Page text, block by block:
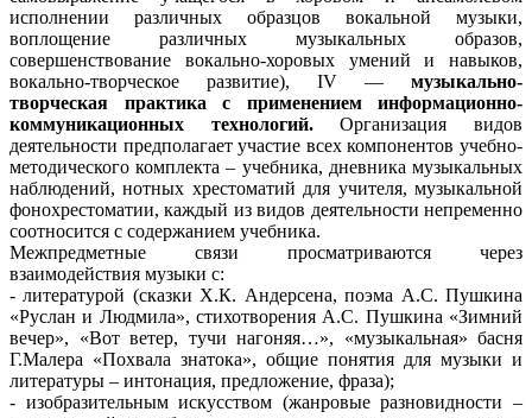
исполнении различных образцов вокальной музыки,
воплощение различных музыкальных образов,
совершенствование вокально-хоровых умений и навыков,
вокально-творческое развитие), IV — музыкально-
творческая практика с применением информационно-
коммуникационных технологий.Организация видов
деятельности предполагает участие всех компонентов учебно-
методического комплекта – учебника, дневника музыкальных
наблюдений, нотных хрестоматий для учителя, музыкальной
фонохрестоматии, каждый из видов деятельности непременно
соотносится с содержанием учебника.
Межпредметные связи просматриваются через
взаимодействия музыки с:
- литературой (сказки Х.К. Андерсена, поэма А.С. Пушкина
«Руслан и Людмила», стихотворения А.С. Пушкина «Зимний
вечер», «Вот ветер, тучи нагоняя…», «музыкальная» басня
Г.Малера «Похвала знатока», общие понятия для музыки и
литературы – интонация, предложение, фраза);
- изобразительным искусством (жанровые разновидности –